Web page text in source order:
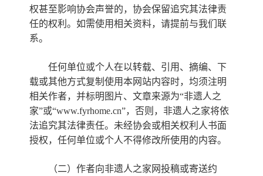
权甚至影响协会声誉的，协会保留追究其法律责
任的权利。如需使用相关资料，请提前与我们联
系。
任何单位或个人在以转载、引用、摘编、下
载或其他方式复制使用本网站内容时，均须注明
相关作者，并标明图片、文章来源为“非遗人之
家”或“www.fyrhome.cn”，否则，非遗人之家将依
法追究其法律责任。未经协会或相关权利人书面
授权，任何单位或个人不得修改所使用的内容。
（二）作者向非遗人之家网投稿或寄送约